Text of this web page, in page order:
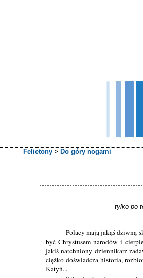
Felietony> Do góry nogami
tylko po
Polacy mają jakąś dziwną
być Chrystusem narodów i
jakiś natchniony dziennikarz
ciężko doświadcza historia,
Katyń...